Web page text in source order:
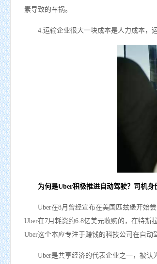
素导致的车祸。
4.运输企业很大一块成本是人力成本，
为何是Uber积极推进自动驾驶？司机
Uber在8月曾经宣布在美国匹兹堡开始
Uber在7月耗资约6.8亿美元收购的，在特
Uber这个本应专注于赚钱的科技公司在自动
Uber是共享经济的代表企业之一，被